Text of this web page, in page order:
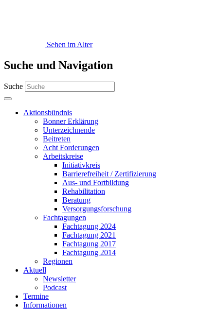
Sehen im Alter
Suche und Navigation
Suche
Aktionsbündnis
Bonner Erklärung
Unterzeichnende
Beitreten
Acht Forderungen
Arbeitskreise
Initiativkreis
Barrierefreiheit / Zertifizierung
Aus- und Fortbildung
Rehabilitation
Beratung
Versorgungsforschung
Fachtagungen
Fachtagung 2024
Fachtagung 2021
Fachtagung 2017
Fachtagung 2014
Regionen
Aktuell
Newsletter
Podcast
Termine
Informationen